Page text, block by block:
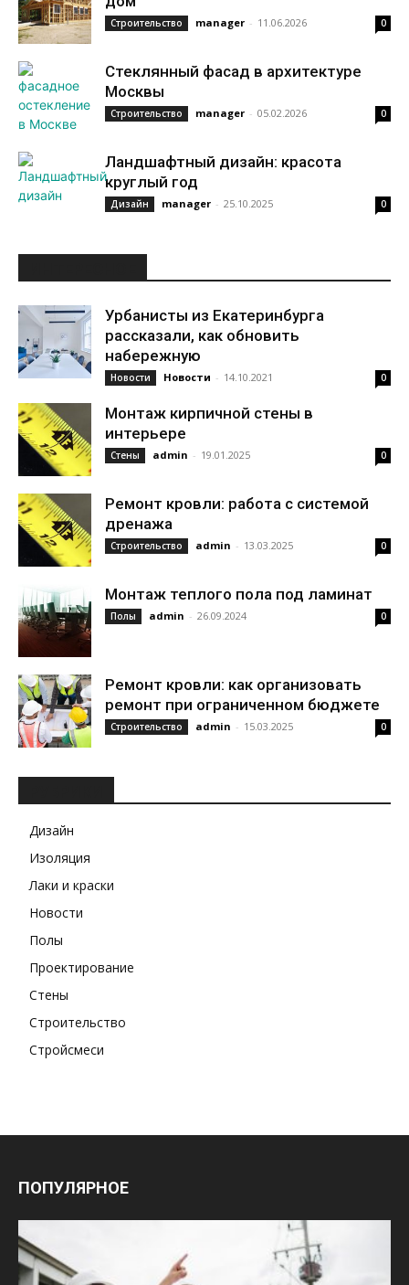
Строительство manager - 11.06.2026 0
Стеклянный фасад в архитектуре
Москвы
Строительство manager - 05.02.2026 0
Ландшафтный дизайн: красота
круглый год
Дизайн manager - 25.10.2025 0
Урбанисты из Екатеринбурга
рассказали, как обновить
набережную
Новости Новости - 14.10.2021 0
Монтаж кирпичной стены в
интерьере
Стены admin - 19.01.2025 0
Ремонт кровли: работа с системой
дренажа
Строительство admin - 13.03.2025 0
Монтаж теплого пола под ламинат
Полы admin - 26.09.2024 0
Ремонт кровли: как организовать
ремонт при ограниченном бюджете
Строительство admin - 15.03.2025 0
Дизайн
Изоляция
Лаки и краски
Новости
Полы
Проектирование
Стены
Строительство
Стройсмеси
ПОПУЛЯРНОЕ